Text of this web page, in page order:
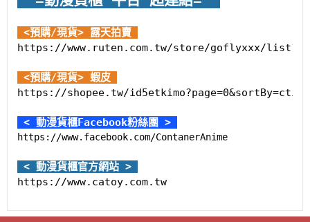
<預購/現貨> 露天拍賣
https://www.ruten.com.tw/store/goflyxxx/
<預購/現貨> 蝦皮
https://shopee.tw/id5etkimo?page=0&sortBy=ctime
< 動漫貨櫃Facebook粉絲團 >
https://www.facebook.com/ContanerAnime
< 動漫貨櫃官方網站 >
https://www.catoy.com.tw